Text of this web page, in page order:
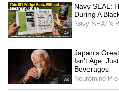
மத்திய பிரதேசம்,
போன்ற மாநிலங்களில்
சேகரிக்கும்போது
திருடர்களைப்
மிகுந்தவர்களாகவும்
எதிரானவர்களாகவும்